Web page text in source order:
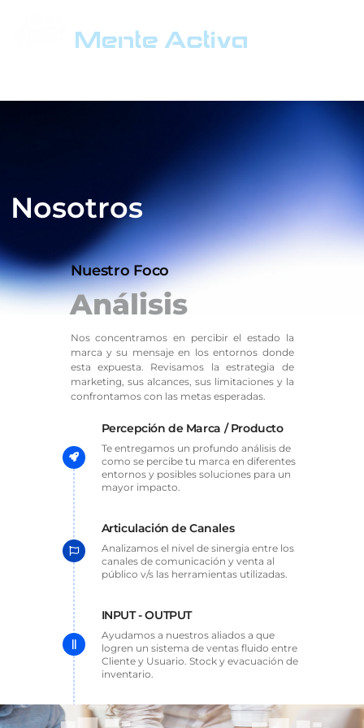
Nosotros
Nuestro Foco
Análisis
Nos concentramos en percibir el estado la
marca y su mensaje en los entornos donde
esta expuesta. Revisamos la estrategia de
marketing, sus alcances, sus limitaciones y la
confrontamos con las metas esperadas.
Percepción de Marca / Producto
Te entregamos un profundo análisis de
como se percibe tu marca en diferentes
entornos y posibles soluciones para un
mayor impacto.
Articulación de Canales
Analizamos el nivel de sinergia entre los
canales de comunicación y venta al
público v/s las herramientas utilizadas.
INPUT - OUTPUT
Ayudamos a nuestros aliados a que
logren un sistema de ventas fluido entre
Cliente y Usuario. Stock y evacuación de
inventario.
Brand Empowerment